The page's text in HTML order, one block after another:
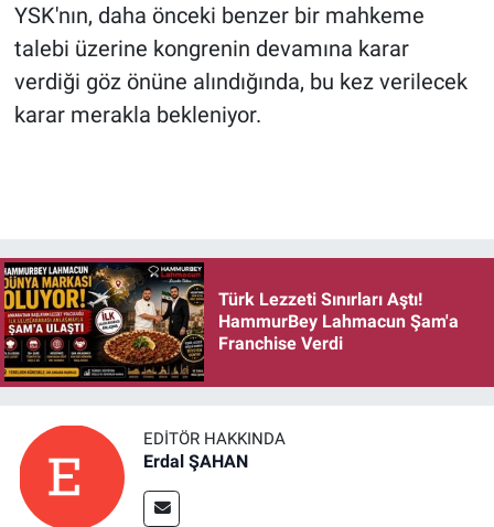
YSK'nın, daha önceki benzer bir mahkeme
talebi üzerine kongrenin devamına karar
verdiği göz önüne alındığında, bu kez verilecek
karar merakla bekleniyor.
Türk Lezzeti Sınırları Aştı!
HammurBey Lahmacun Şam'a
Franchise Verdi
EDITÖR HAKKINDA
Erdal ŞAHAN